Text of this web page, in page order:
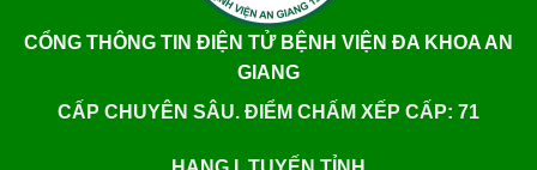
CỔNG THÔNG TIN ĐIỆN TỬ BỆNH VIỆN ĐA KHOA AN
GIANG
CẤP CHUYÊN SÂU. ĐIỂM CHẤM XẾP CẤP: 71